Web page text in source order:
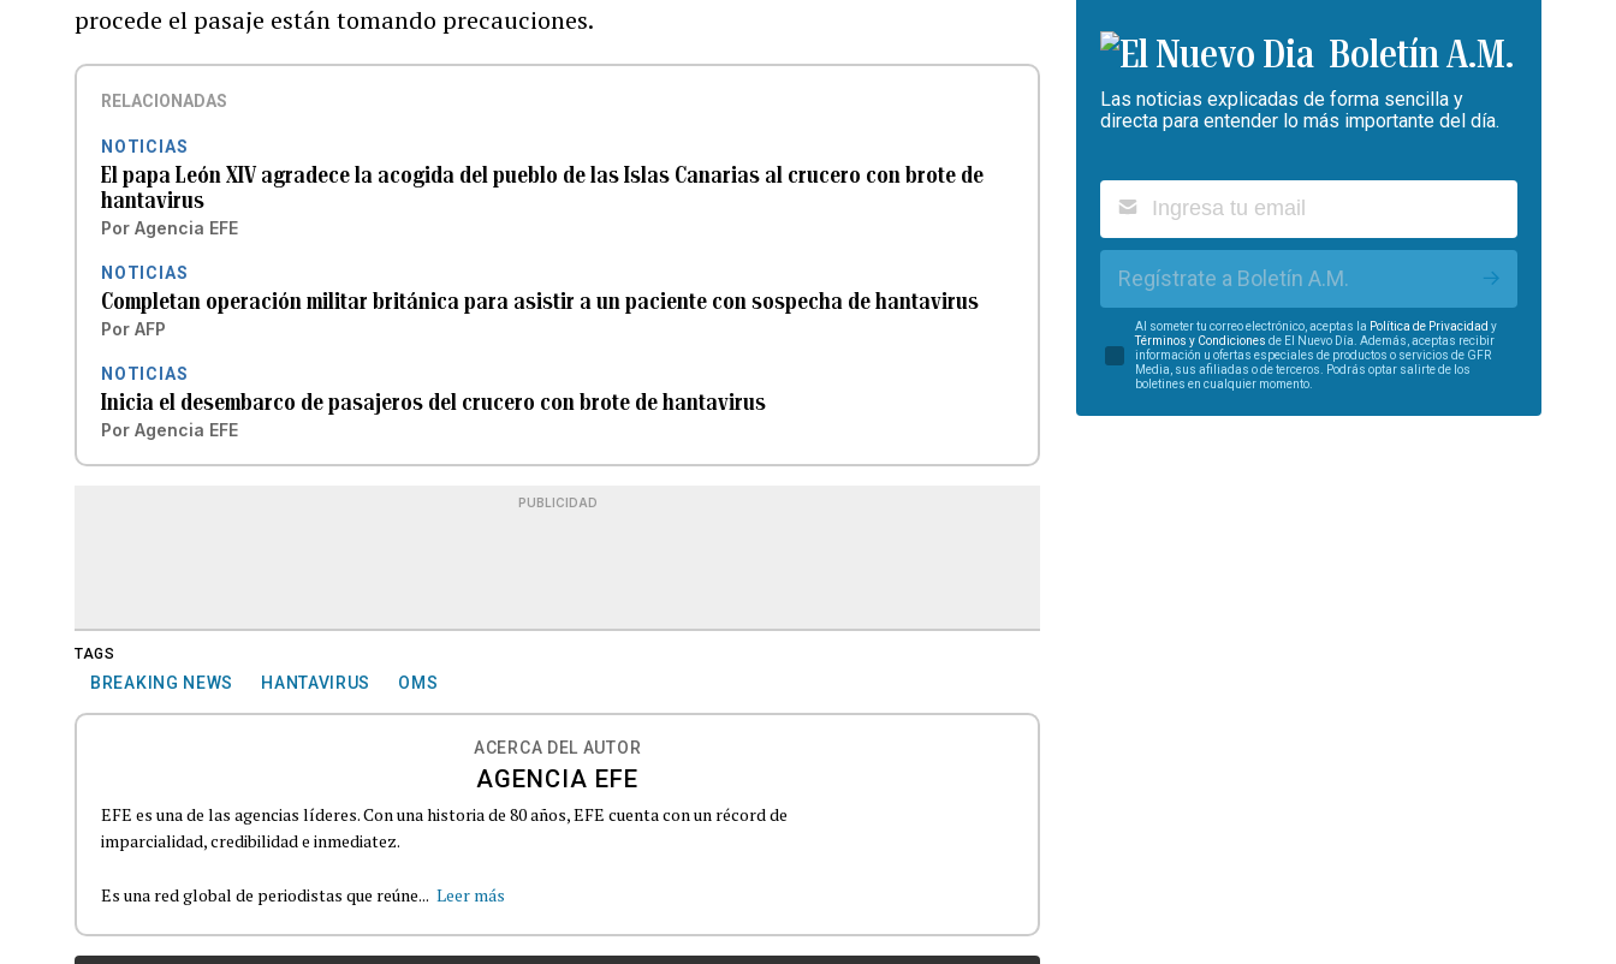
procede el pasaje están tomando precauciones.
RELACIONADAS
NOTICIAS
El papa León XIV agradece la acogida del pueblo de las Islas Canarias al crucero con brote de
hantavirus
Por Agencia EFE
NOTICIAS
Completan operación militar británica para asistir a un paciente con sospecha de hantavirus
Por AFP
NOTICIAS
Inicia el desembarco de pasajeros del crucero con brote de hantavirus
Por Agencia EFE
PUBLICIDAD
TAGS
BREAKING NEWS HANTAVIRUS OMS
ACERCA DEL AUTOR
AGENCIA EFE
EFE es una de las agencias líderes. Con una historia de 80 años, EFE cuenta con un récord de
imparcialidad, credibilidad e inmediatez.
Es una red global de periodistas que reúne... Leer más
Boletín A.M.
Las noticias explicadas de forma sencilla y
directa para entender lo más importante del día.
Regístrate a Boletín A.M.
Al someter tu correo electrónico, aceptas la Política de Privacidad y
Términos y Condiciones de El Nuevo Día. Además, aceptas recibir
información u ofertas especiales de productos o servicios de GFR
Media, sus afiliadas o de terceros. Podrás optar salirte de los
boletines en cualquier momento.